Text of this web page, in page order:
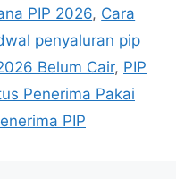
PIP 2026, Cara
penyaluran pip
Belum Cair, PIP
Penerima Pakai
PIP